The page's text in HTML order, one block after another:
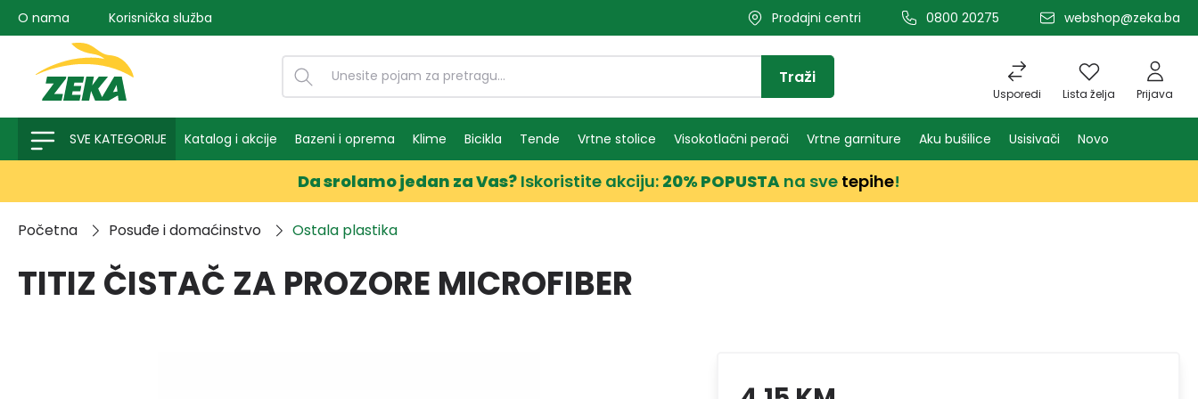
pretragu Preskoči na glavnu navigaciju
O nama Korisnička služba Prodajni centri 0800 20275 webshop@zeka.ba
Usporedi Lista želja Prijava
Traži
SVE KATEGORIJE Katalog i akcije Bazeni i oprema Klime Bicikla Tende Vrtne stolice Visokotlačni perači Vrtne garniture Aku bušilice Usisivači Novo
Da srolamo jedan za Vas? Iskoristite akciju: 20% POPUSTA na sve tepihe!
Početna Posuđe i domaćinstvo Ostala plastika
TITIZ ČISTAČ ZA PROZORE MICROFIBER